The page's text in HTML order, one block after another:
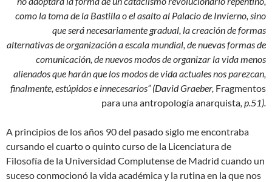
como la toma de la Bastilla o el asalto al Palacio de Invierno, sino
que será necesariamente gradual, la creación de formas
alternativas de organización a escala mundial, de nuevas formas de
comunicación, de nuevos modos de organizar la vida menos
alienados que harán que los modos de vida actuales nos parezcan,
finalmente, estúpidos e innecesarios” (David Graeber, Fragmentos
para una antropología anarquista, p.51).
A principios de los años 90 del pasado siglo me encontraba
cursando el cuarto o quinto curso de la Licenciatura de
Filosofía de la Universidad Complutense de Madrid cuando un
suceso conmocionó la vida académica y la rutina en la que nos